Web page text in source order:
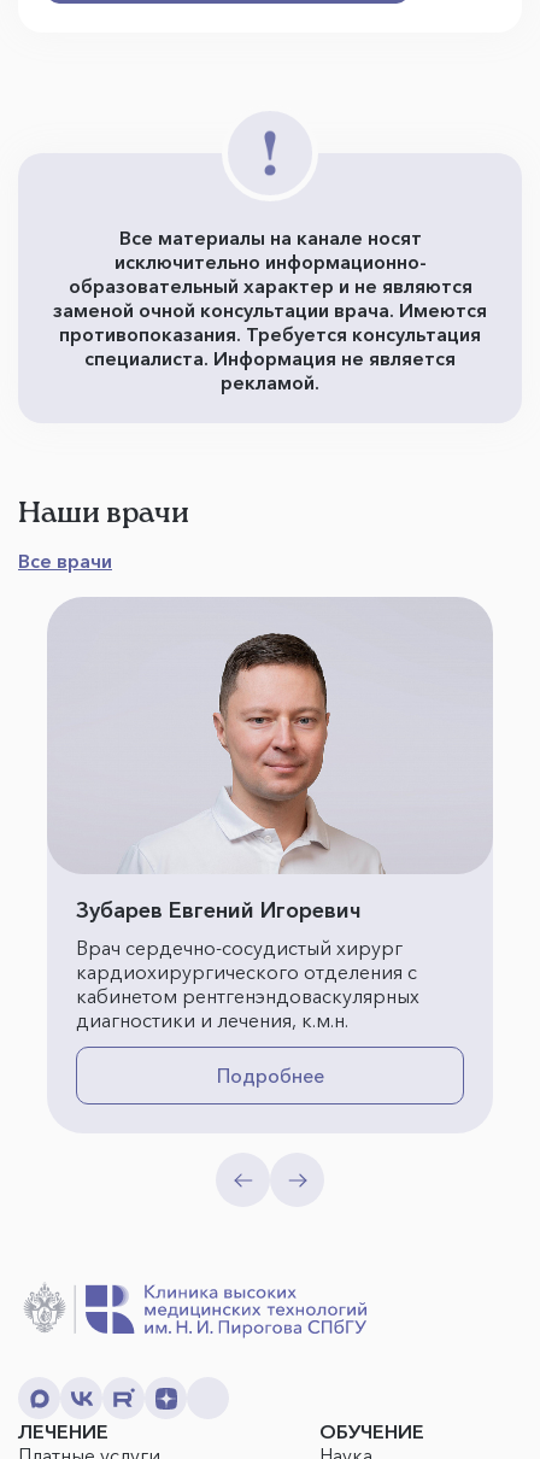
Все материалы на канале носят
исключительно информационно-
образовательный характер и не являются
заменой очной консультации врача. Имеются
противопоказания. Требуется консультация
специалиста. Информация не является
рекламой.
Наши врачи
Все врачи
Зубарев Евгений Игоревич
Врач сердечно-сосудистый хирург
кардиохирургического отделения с
кабинетом рентгенэндоваскулярных
диагностики и лечения, к.м.н.
Подробнее
ЛЕЧЕНИЕ
ОБУЧЕНИЕ